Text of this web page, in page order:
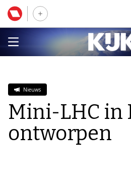
Nieuws
Mini-LHC in
ontworpen